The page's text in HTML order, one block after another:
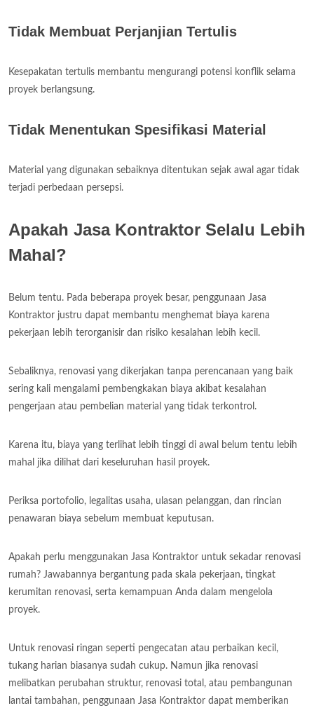
Tidak Membuat Perjanjian Tertulis
Kesepakatan tertulis membantu mengurangi potensi konflik selama
proyek berlangsung.
Tidak Menentukan Spesifikasi Material
Material yang digunakan sebaiknya ditentukan sejak awal agar tidak
terjadi perbedaan persepsi.
Apakah Jasa Kontraktor Selalu Lebih
Mahal?
Belum tentu. Pada beberapa proyek besar, penggunaan Jasa
Kontraktor justru dapat membantu menghemat biaya karena
pekerjaan lebih terorganisir dan risiko kesalahan lebih kecil.
Sebaliknya, renovasi yang dikerjakan tanpa perencanaan yang baik
sering kali mengalami pembengkakan biaya akibat kesalahan
pengerjaan atau pembelian material yang tidak terkontrol.
Karena itu, biaya yang terlihat lebih tinggi di awal belum tentu lebih
mahal jika dilihat dari keseluruhan hasil proyek.
Periksa portofolio, legalitas usaha, ulasan pelanggan, dan rincian
penawaran biaya sebelum membuat keputusan.
Apakah perlu menggunakan Jasa Kontraktor untuk sekadar renovasi
rumah? Jawabannya bergantung pada skala pekerjaan, tingkat
kerumitan renovasi, serta kemampuan Anda dalam mengelola
proyek.
Untuk renovasi ringan seperti pengecatan atau perbaikan kecil,
tukang harian biasanya sudah cukup. Namun jika renovasi
melibatkan perubahan struktur, renovasi total, atau pembangunan
lantai tambahan, penggunaan Jasa Kontraktor dapat memberikan